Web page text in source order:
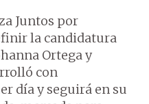
Juntos por
la candidatura
Ortega y
con
día y seguirá en su